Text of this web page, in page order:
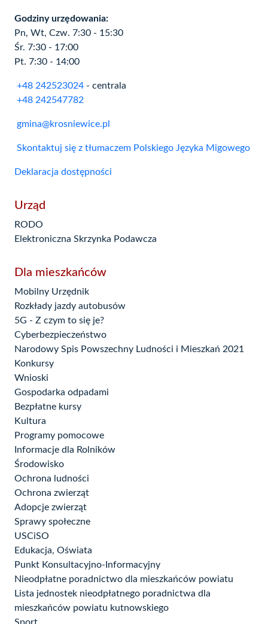
Godziny urzędowania:
Pn, Wt, Czw. 7:30 - 15:30
Śr. 7:30 - 17:00
Pt. 7:30 - 14:00
+48 242523024 - centrala
+48 242547782
gmina@krosniewice.pl
Skontaktuj się z tłumaczem Polskiego Języka Migowego
Deklaracja dostępności
Urząd
RODO
Elektroniczna Skrzynka Podawcza
Dla mieszkańców
Mobilny Urzędnik
Rozkłady jazdy autobusów
5G - Z czym to się je?
Cyberbezpieczeństwo
Narodowy Spis Powszechny Ludności i Mieszkań 2021
Konkursy
Wnioski
Gospodarka odpadami
Bezpłatne kursy
Kultura
Programy pomocowe
Informacje dla Rolników
Środowisko
Ochrona ludności
Ochrona zwierząt
Adopcje zwierząt
Sprawy społeczne
USCiSO
Edukacja, Oświata
Punkt Konsultacyjno-Informacyjny
Nieodpłatne poradnictwo dla mieszkańców powiatu
Lista jednostek nieodpłatnego poradnictwa dla
mieszkańców powiatu kutnowskiego